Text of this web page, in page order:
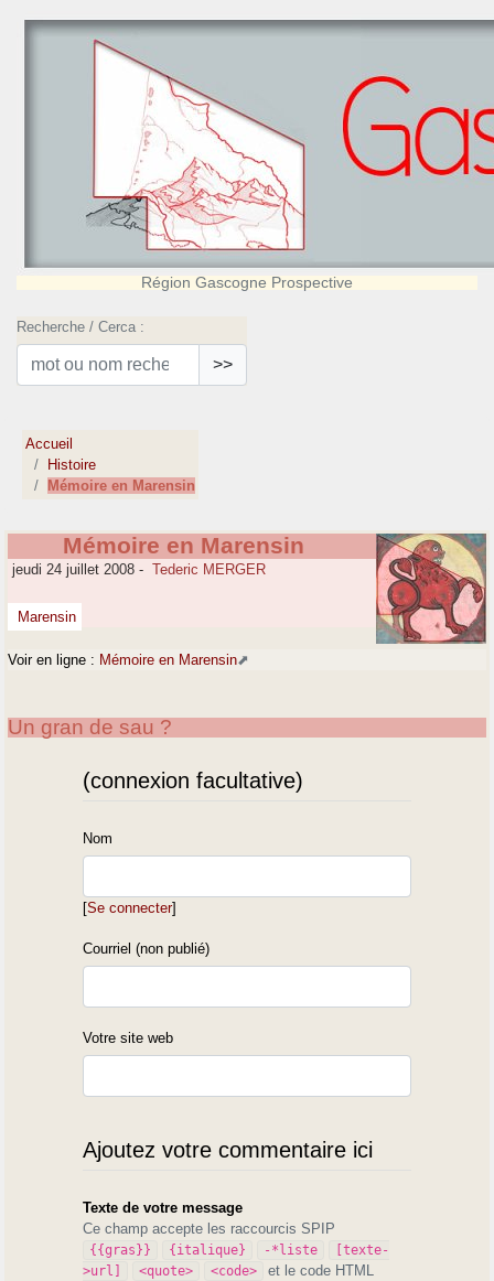
Région Gascogne Prospective
Recherche / Cerca :
>>
Accueil
Histoire
Mémoire en Marensin
Mémoire en Marensin
jeudi 24 juillet 2008 - Tederic MERGER
Marensin
Voir en ligne : Mémoire en Marensin
Un gran de sau ?
(connexion facultative)
Nom
[Se connecter]
Courriel (non publié)
Votre site web
Ajoutez votre commentaire ici
Texte de votre message
Ce champ accepte les raccourcis SPIP
{{gras}} {italique} -*liste
[texte-
>url]
<quote> <code> et le code HTML